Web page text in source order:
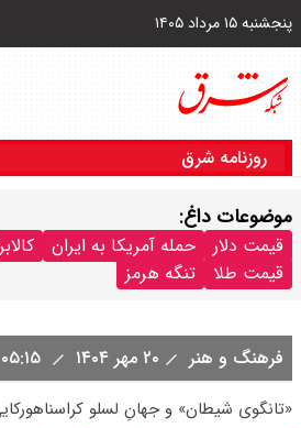
پنجشنبه ۱۵ مرداد ۱۴۰۵
روزنامه شرق
موضوعات داغ:
قیمت دلار حمله آمریکا به ایران
قیمت طلا
تنگه هرمز
فرهنگ و هنر ۲۰ مهر ۱۴۰۴
«تانگوی شیطان» و جهانِ لسلو